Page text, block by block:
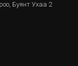
Буянт Ухаа 2